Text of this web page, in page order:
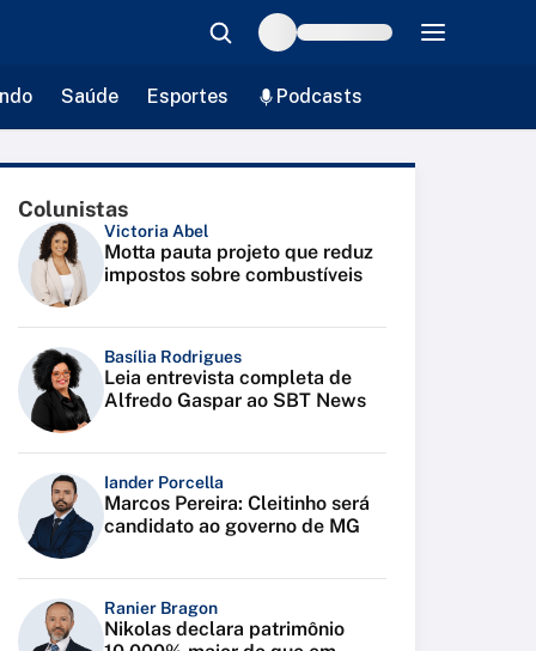
Saúde Esportes Podcasts
Colunistas
Victoria Abel
Motta pauta projeto que reduz
impostos sobre combustíveis
Basília Rodrigues
Leia entrevista completa de
Alfredo Gaspar ao SBT News
Iander Porcella
Marcos Pereira: Cleitinho será
candidato ao governo de MG
Ranier Bragon
Nikolas declara patrimônio